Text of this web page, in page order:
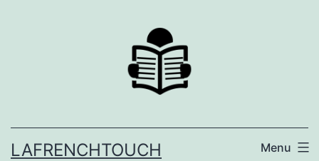
LAFRENCHTOUCH Menu